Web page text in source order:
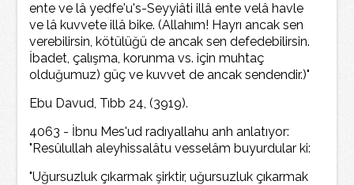
ente ve lâ yedfe'u's-Seyyiâti illâ ente velâ havle
ve lâ kuvvete illâ bike. (Allahım! Hayrı ancak sen
verebilirsin, kötülüğü de ancak sen defedebilirsin.
İbadet, çalışma, korunma vs. için muhtaç
olduğumuz) güç ve kuvvet de ancak sendendir.)"
Ebu Davud, Tıbb 24, (3919).
4063 - İbnu Mes'ud radıyallahu anh anlatıyor:
"Resûlullah aleyhissalâtu vesselâm buyurdular ki:
"Uğursuzluk çıkarmak şirktir, uğursuzluk çıkarmak